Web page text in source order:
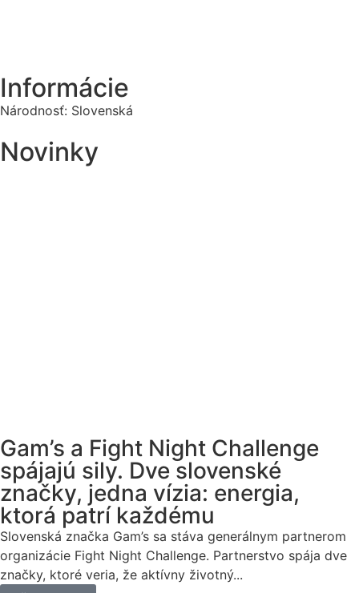
Informácie
Národnosť: Slovenská
Novinky
Gam’s a Fight Night Challenge
spájajú sily. Dve slovenské
značky, jedna vízia: energia,
ktorá patrí každému
Slovenská značka Gam’s sa stáva generálnym partnerom
organizácie Fight Night Challenge. Partnerstvo spája dve
značky, ktoré veria, že aktívny životný...